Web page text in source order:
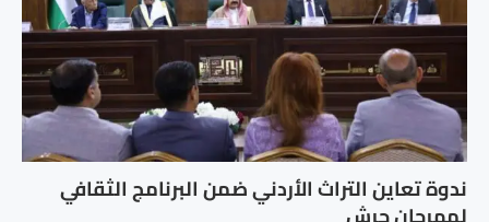
ندوة تعاين التراث الأردني ضمن البرنامج الثقافي